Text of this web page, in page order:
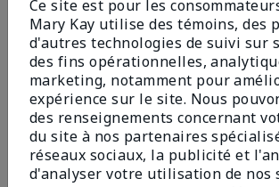
50,00 $
Ajouter au sac
41,00 $
Ce site est pour les
Mary Kay utilise des témoins, des
d'autres technologies de suivi sur
des fins opérationnelles,
marketing, notamment pour
expérience sur le site. Nous
des renseignements concernant
du site à nos partenaires
réseaux sociaux, la publicité et
d'analyser votre utilisation de nos